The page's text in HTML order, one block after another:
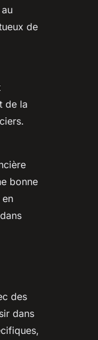
de
de la
bonne
des
dans